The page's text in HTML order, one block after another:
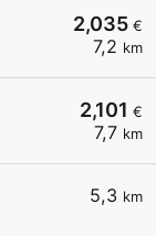
2,035 €
7,2 km
2,101 €
7,7 km
5,3 km